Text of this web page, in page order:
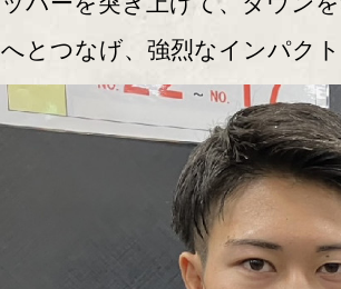
へとつなげ、強烈なインパクト